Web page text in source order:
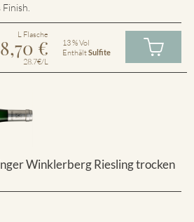
L Flasche
€
28.7€/L
13 % Vol
EnthältSulfite
Winklerberg Riesling trocken